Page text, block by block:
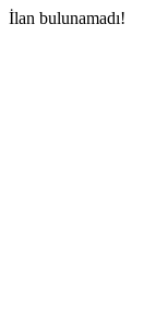
İlan bulunamadı!